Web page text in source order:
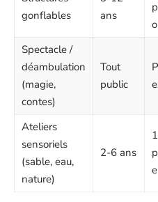
gonflables
ans
Spectacle /
déambulation
(magie,
contes)
Tout
public
Ateliers
sensoriels
(sable, eau,
nature)
2-6 ans